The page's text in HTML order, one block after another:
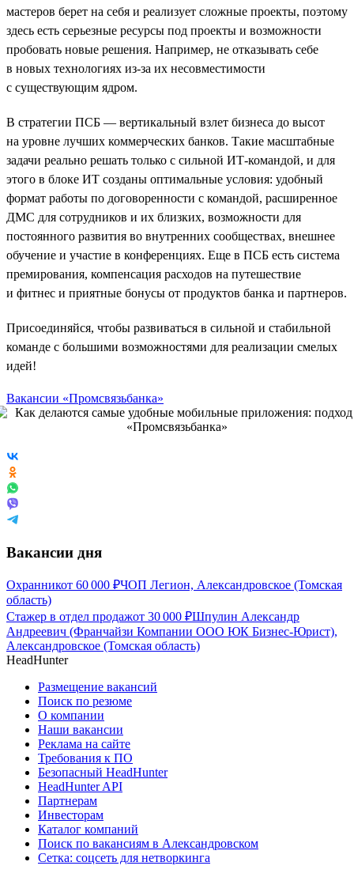
мастеров берет на себя и реализует сложные проекты, поэтому
здесь есть серьезные ресурсы под проекты и возможности
пробовать новые решения. Например, не отказывать себе
в новых технологиях из-за их несовместимости
с существующим ядром.
В стратегии ПСБ — вертикальный взлет бизнеса до высот
на уровне лучших коммерческих банков. Такие масштабные
задачи реально решать только с сильной ИТ-командой, и для
этого в блоке ИТ созданы оптимальные условия: удобный
формат работы по договоренности с командой, расширенное
ДМС для сотрудников и их близких, возможности для
постоянного развития во внутренних сообществах, внешнее
обучение и участие в конференциях. Еще в ПСБ есть система
премирования, компенсация расходов на путешествие
и фитнес и приятные бонусы от продуктов банка и партнеров.
Присоединяйся, чтобы развиваться в сильной и стабильной
команде с большими возможностями для реализации смелых
идей!
Вакансии «Промсвязьбанка»
Вакансии дня
Охранникот 60 000 ₽ЧОП Легион, Александровское (Томская
область)
Стажер в отдел продажот 30 000 ₽Шпулин Александр
Андреевич (Франчайзи Компании ООО ЮК Бизнес-Юрист),
Александровское (Томская область)
HeadHunter
Размещение вакансий
Поиск по резюме
О компании
Наши вакансии
Реклама на сайте
Требования к ПО
Безопасный HeadHunter
HeadHunter API
Партнерам
Инвесторам
Каталог компаний
Поиск по вакансиям в Александровском
Сетка: соцсеть для нетворкинга